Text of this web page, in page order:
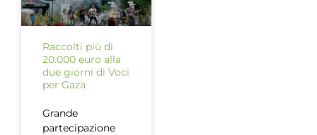
Raccolti più di
20.000 euro alla
due giorni di Voci
per Gaza
Grande
partecipazione